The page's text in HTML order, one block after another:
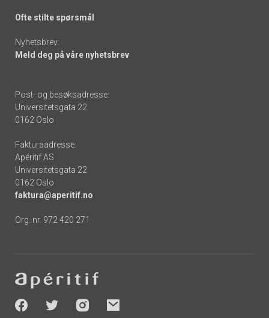
Ofte stilte spørsmål
Nyhetsbrev:
Meld deg på våre nyhetsbrev
Post- og besøksadresse:
Universitetsgata 22
0162 Oslo
Fakturaadresse:
Apéritif AS
Universitetsgata 22
0162 Oslo
faktura@aperitif.no
Org. nr. 972 420 271
-